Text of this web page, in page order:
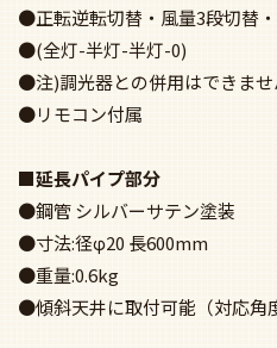
●正転逆転切替・風量3段切替
●(全灯-半灯-半灯-0)
●注)調光器との併用はできませ
●リモコン付属
■延長パイプ部分
●鋼管 シルバーサテン塗装
●寸法:径φ20 長600mm
●重量:0.6kg
●傾斜天井に取付可能（対応角